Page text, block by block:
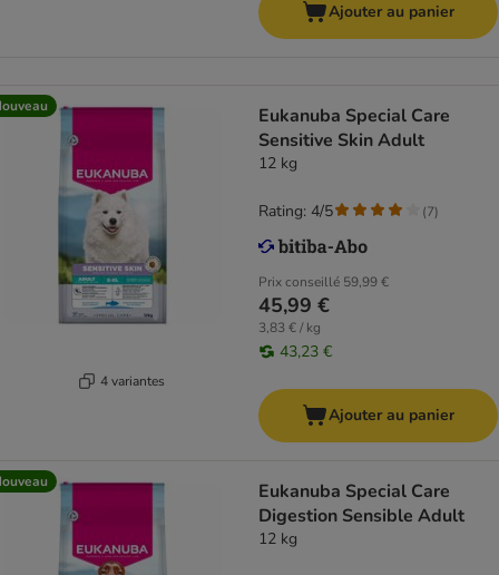
Ajouter au panier
4 variantes
Eukanuba Special Care
Sensitive Skin Adult
12 kg
Prix conseillé 59,99 €
45,99 €
3,83 € / kg
43,23 €
Rating: 4/5 (7)
Ajouter au panier
Eukanuba Special Care
Digestion Sensible Adult
12 kg